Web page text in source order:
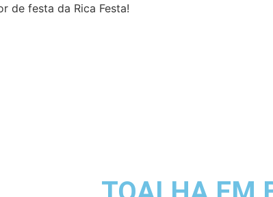
de festa da Rica Festa!